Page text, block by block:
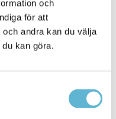
och
för att
andra kan du välja
kan göra.